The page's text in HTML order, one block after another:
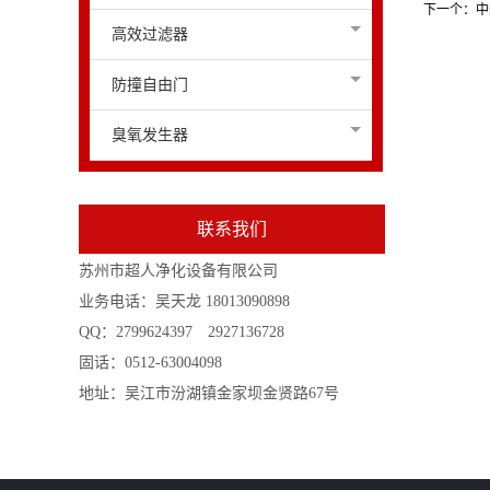
高效过滤器
防撞自由门
臭氧发生器
联系我们
苏州市超人净化设备有限公司
业务电话：吴天龙 18013090898
QQ：2799624397 2927136728
固话：0512-63004098
地址：吴江市汾湖镇金家坝金贤路67号
下一个：